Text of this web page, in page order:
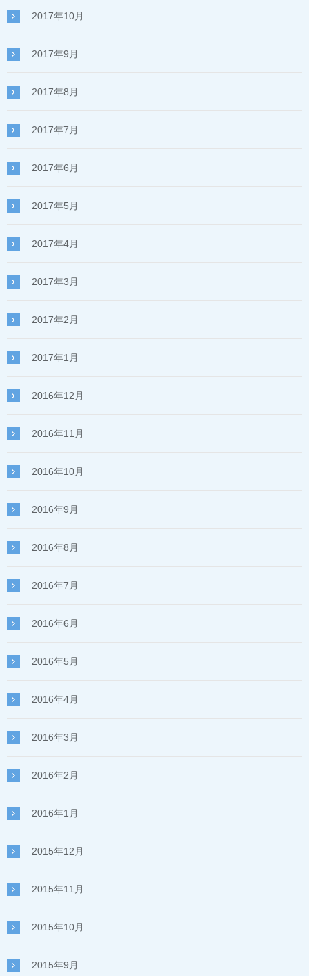
2017年10月
2017年9月
2017年8月
2017年7月
2017年6月
2017年5月
2017年4月
2017年3月
2017年2月
2017年1月
2016年12月
2016年11月
2016年10月
2016年9月
2016年8月
2016年7月
2016年6月
2016年5月
2016年4月
2016年3月
2016年2月
2016年1月
2015年12月
2015年11月
2015年10月
2015年9月